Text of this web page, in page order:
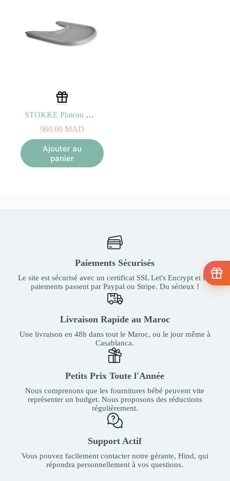
STOKKE Plateau Gris Orage
960,00 MAD
Ajouter au
panier
Paiements Sécurisés
Le site est sécurisé avec un certificat SSL Let's Encrypt et les
paiements passent par Paypal ou Stripe. Du sérieux !
Livraison Rapide au Maroc
Une livraison en 48h dans tout le Maroc, ou le jour même à
Casablanca.
Petits Prix Toute l'Année
Nous comprenons que les fournitures bébé peuvent vite
représenter un budget. Nous proposons des réductions
régulièrement.
Support Actif
Vous pouvez facilement contacter notre gérante, Hind, qui
répondra personnellement à vos questions.